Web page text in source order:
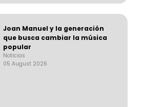
Joan Manuel y la generación
que busca cambiar la música
popular
Noticias
05 August 2026